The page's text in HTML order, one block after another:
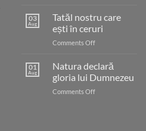
03
Aug
Tatăl nostru care
ești în ceruri
Comments Offon
nostru
ești
în
01
Aug
Natura declară
gloria lui Dumnezeu
Comments Offon